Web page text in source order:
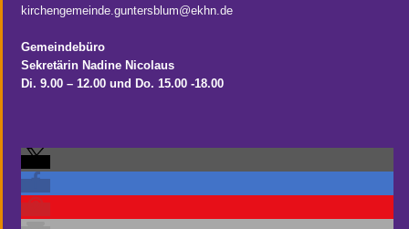
kirchengemeinde.guntersblum@ekhn.de
Gemeindebüro
Sekretärin Nadine Nicolaus
Di. 9.00 – 12.00 und Do. 15.00 -18.00